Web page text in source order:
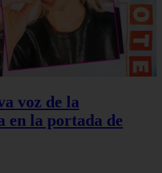
voz de la
en la portada de